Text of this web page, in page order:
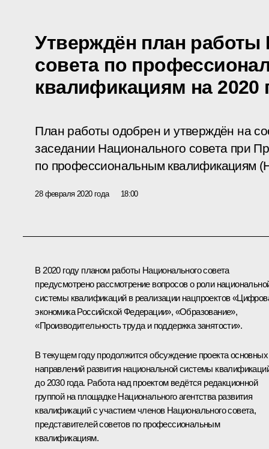
Утверждён план работы
совета по
квалификациям на 2020
План работы одобрен и утверждён на
заседании Национального совета при
по профессиональным квалификациям
28 февраля 2020 года 18:00
В 2020 году планом работы Национального совета
предусмотрено рассмотрение вопросов о роли
системы квалификаций в реализации нацпроектов
экономика Российской Федерации», «Образование»,
«Производительность труда и поддержка занятости».
В текущем году продолжится обсуждение проекта основных
направлений развития национальной системы
до 2030 года. Работа над проектом ведётся редакционной
группой на площадке Национального агентства развития
квалификаций с участием членов Национального совета,
представителей советов по профессиональным
квалификациям.